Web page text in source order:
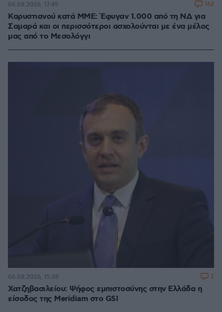
Καρυστιανού κατά ΜΜΕ: Έφυγαν 1.000 από τη ΝΔ για
Σαμαρά και οι περισσότεροι ασχολούνται με ένα μέλος
μας από το Μεσολόγγι
06.08.2026, 17:49 162
Χατζηβασιλείου: Ψήφος εμπιστοσύνης στην Ελλάδα η
είσοδος της Meridiam στο GSI
06.08.2026, 15:28 2